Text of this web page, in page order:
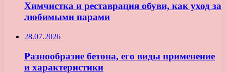
Химчистка и реставрация обуви, как уход за
любимыми парами
28.07.2026
Разнообразие бетона, его виды применение
и характеристики